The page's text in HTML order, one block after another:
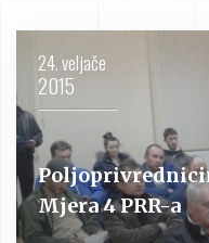
24. veljače
2015
Mjera 4 PRR-a